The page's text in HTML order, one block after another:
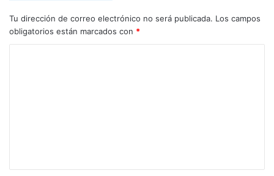
Tu dirección de correo electrónico no será publicada. Los campos
obligatorios están marcados con *